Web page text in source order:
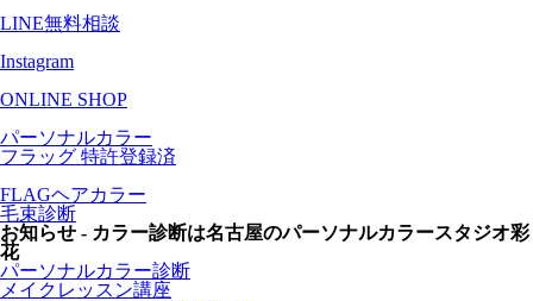
LINE無料相談
Instagram
ONLINE SHOP
パーソナルカラー
フラッグ 特許登録済
FLAGヘアカラー
毛束診断
お知らせ - カラー診断は名古屋のパーソナルカラースタジオ彩
花
パーソナルカラー診断
メイクレッスン講座